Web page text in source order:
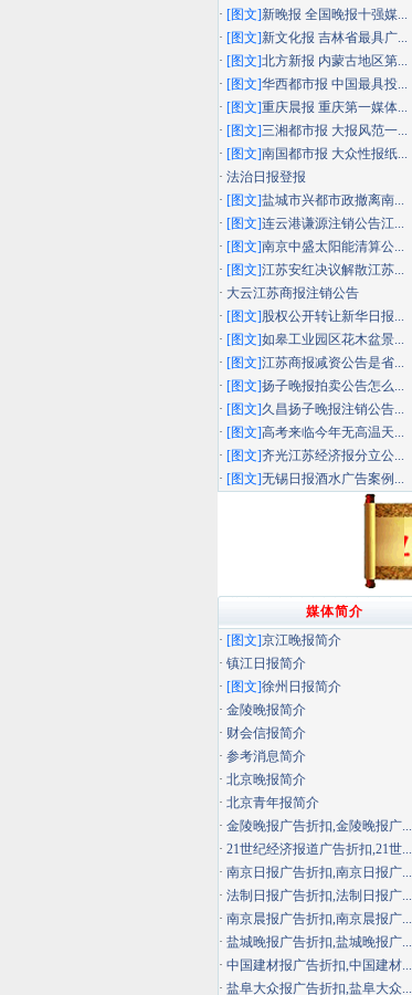
· [图文]新晚报 全国晚报十强媒...
· [图文]新文化报 吉林省最具广...
· [图文]北方新报 内蒙古地区第...
· [图文]华西都市报 中国最具投...
· [图文]重庆晨报 重庆第一媒体...
· [图文]三湘都市报 大报风范一...
· [图文]南国都市报 大众性报纸...
· 法治日报登报
· [图文]盐城市兴都市政撤离南...
· [图文]连云港谦源注销公告江...
· [图文]南京中盛太阳能清算公...
· [图文]江苏安红决议解散江苏...
· 大云江苏商报注销公告
· [图文]股权公开转让新华日报...
· [图文]如皋工业园区花木盆景...
· [图文]江苏商报减资公告是省...
· [图文]扬子晚报拍卖公告怎么...
· [图文]久昌扬子晚报注销公告...
· [图文]高考来临今年无高温天...
· [图文]齐光江苏经济报分立公...
· [图文]无锡日报酒水广告案例...
媒体简介
· [图文]京江晚报简介
· 镇江日报简介
· [图文]徐州日报简介
· 金陵晚报简介
· 财会信报简介
· 参考消息简介
· 北京晚报简介
· 北京青年报简介
· 金陵晚报广告折扣,金陵晚报广...
· 21世纪经济报道广告折扣,21世...
· 南京日报广告折扣,南京日报广...
· 法制日报广告折扣,法制日报广...
· 南京晨报广告折扣,南京晨报广...
· 盐城晚报广告折扣,盐城晚报广...
· 中国建材报广告折扣,中国建材...
· 盐阜大众报广告折扣,盐阜大众...